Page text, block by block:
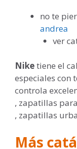
no te
andrea
ver
Niketiene el
especiales con
controla
, zapatillas
, zapatillas
Más